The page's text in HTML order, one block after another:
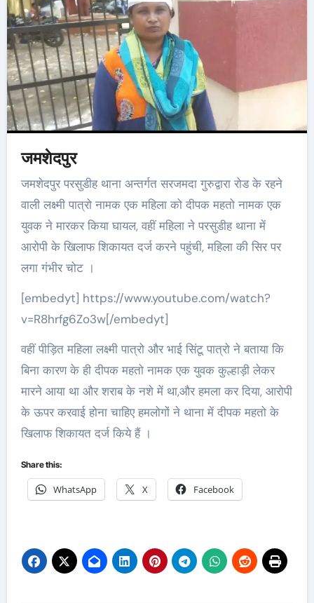
जमशेदपुर
जमशेदपुर परसुडीह थाना अन्तर्गत सरजमदा गुरुद्वारा रोड के रहने
वाली लक्ष्मी पात्रो नामक एक महिला को दीपक महतो नामक एक
युवक ने मारकर किया घायल, वहीं महिला ने परसुडीह थाना में
आरोपी के खिलाफ शिकायत दर्ज करने पहुंची, महिला की सिर पर
लगा गंभीर चोट ।
[embedyt] https://www.youtube.com/watch?
v=R8hrfg6Zo3w[/embedyt]
वहीं पीड़ित महिला लक्ष्मी पात्रो और भाई सिंटू पात्रो ने बताया कि
बिना कारण के ही दीपक महतो नामक एक युवक कुल्हाड़ी लेकर
मारने आया था और शराब के नशे में था,और हमला कर दिया, आरोपी
के ऊपर करवाई होना चाहिए हमलोगों ने थाना में दीपक महतो के
खिलाफ शिकायत दर्ज किये हैं ।
Share this:
WhatsApp X Facebook